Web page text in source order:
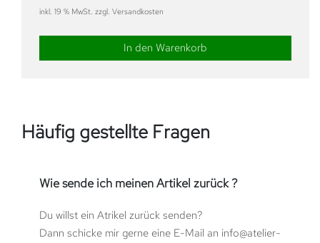
inkl. 19 % MwSt. zzgl. Versandkosten
In den Warenkorb
Häufig gestellte Fragen
Wie sende ich meinen Artikel zurück ?
Du willst ein Atrikel zurück senden?
Dann schicke mir gerne eine E-Mail an info@atelier-